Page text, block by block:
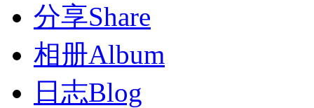
分享Share
相册Album
日志Blog